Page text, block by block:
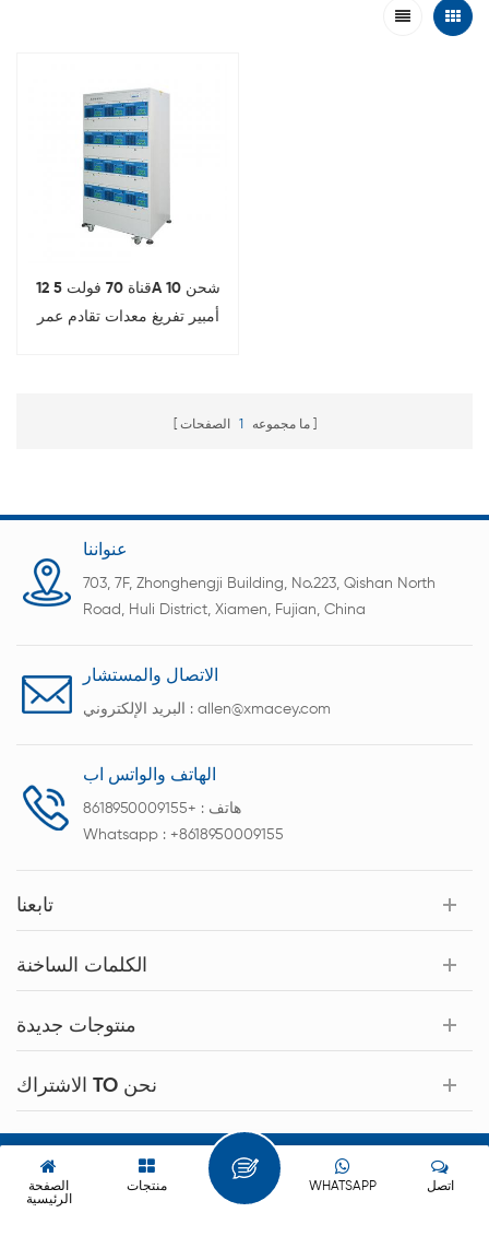
12 قناة 70 فولت 5A شحن 10
أمبير تفريغ معدات تقادم عمر
ما مجموعه 1 الصفحات
عنواننا
703, 7F, Zhonghengji Building, No.223, Qishan North
Road, Huli District, Xiamen, Fujian, China
الاتصال والمستشار
البريد الإلكتروني : allen@xmacey.com
الهاتف والواتس اب
هاتف : +8618950009155
Whatsapp : +8618950009155
تابعنا
الكلمات الساخنة
منتوجات جديدة
الاشتراك TO نحن
حقوق النشر © 2026 Xiamen Acey New Energy Technology Co.,Ltd.
كل الحقوق محفوظة.
الصفحة
الرئيسية
منتجات اتصل WHATSAPP